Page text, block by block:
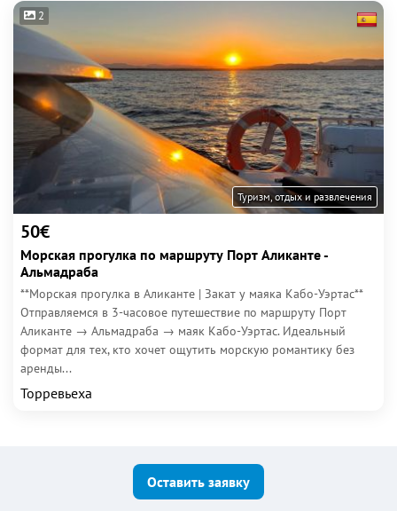
2
Туризм, отдых и развлечения
50€
Морская прогулка по маршруту Порт Аликанте -
Альмадраба
**Морская прогулка в Аликанте | Закат у маяка Кабо-Уэртас**
Отправляемся в 3-часовое путешествие по маршруту Порт
Аликанте → Альмадраба → маяк Кабо-Уэртас. Идеальный
формат для тех, кто хочет ощутить морскую романтику без
аренды...
Торревьеха
Оставить заявку